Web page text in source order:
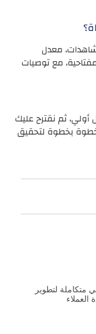
معدل
مع توصيات
ثم نقترح عليك
خطوة بخطوة لتحقيق
متكاملة لتطوير
العملاء